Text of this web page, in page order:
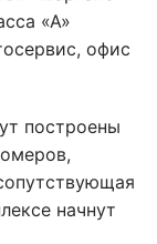
«А»
офис
построены
начнут